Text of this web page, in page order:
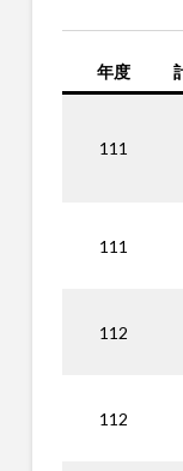
年度
111
111
112
112